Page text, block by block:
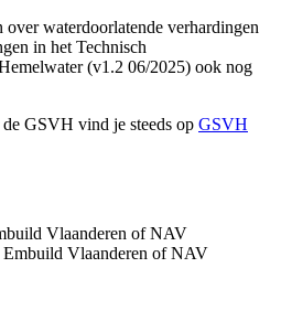
waterdoorlatende verhardingen
in het Technisch
(v1.2 06/2025) ook nog
GSVH vind je steeds op GSVH
Vlaanderen of NAV
Vlaanderen of NAV